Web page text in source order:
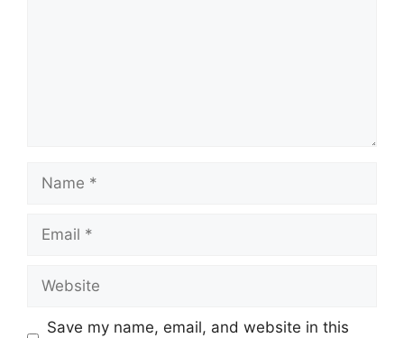
Name
Email
Website
Save my name, email, and website in this